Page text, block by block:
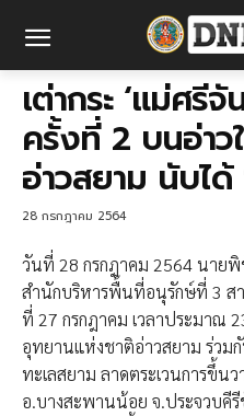
เต่ากระ ‘แม่ศรี
ครั้งที่ 2 บนอ่า
อ่าวสยาม นับไ
28 กรกฎาคม 2564
วันที่ 28 กรกฎาคม 2564 นาย
สำนักบริหารพื้นที่อนุรักษ์ที่ 3 สา
ที่ 27 กรกฎาคม เวลาประมาณ
อุทยานแห่งชาติอ่าวสยาม ร่ว
ทะเลสยาม ลาดตระเวนการขึ้น
อ.บางสะพานน้อย จ.ประจวบคี